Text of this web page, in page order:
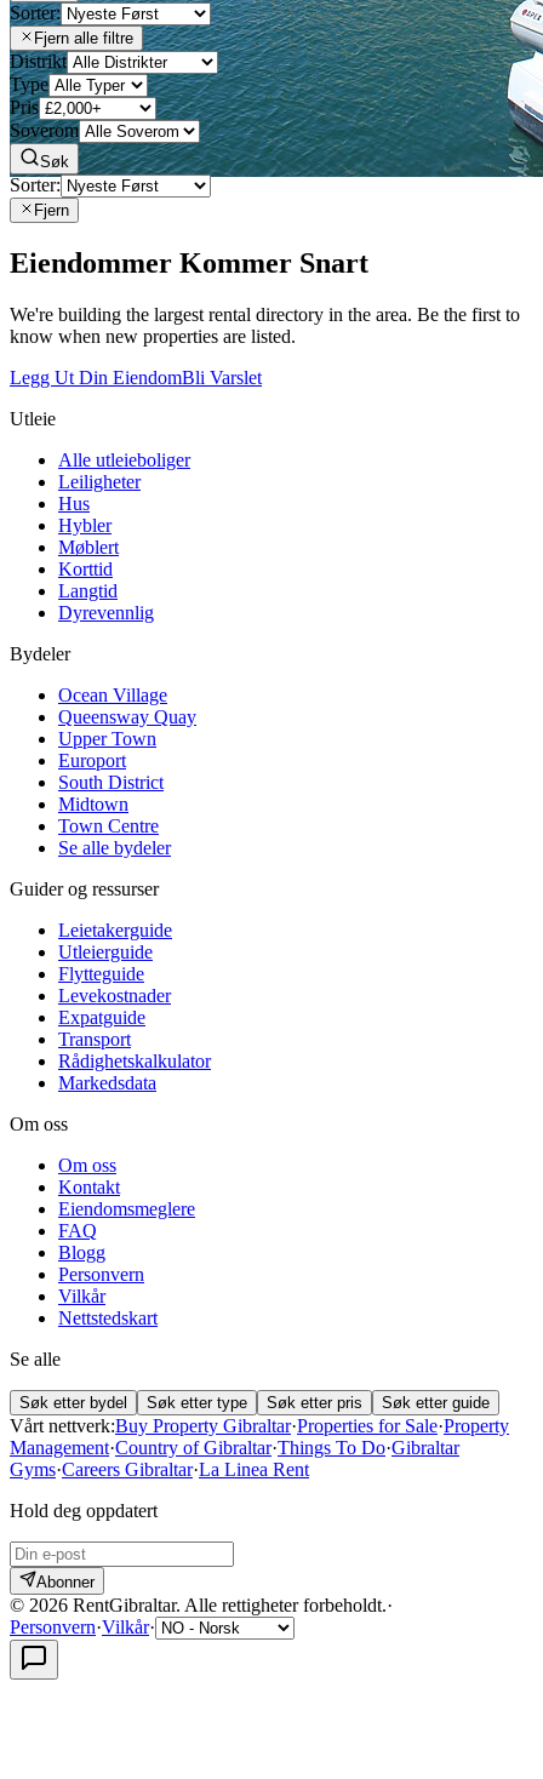
Sorter:
Fjern alle filtre
Distrikt
Type
Pris
Soverom
Søk
Sorter:
Fjern
Eiendommer Kommer Snart
We're building the largest rental directory in the area. Be the first to
know when new properties are listed.
Legg Ut Din EiendomBli Varslet
Utleie
Alle utleieboliger
Leiligheter
Hus
Hybler
Møblert
Korttid
Langtid
Dyrevennlig
Bydeler
Ocean Village
Queensway Quay
Upper Town
Europort
South District
Midtown
Town Centre
Se alle bydeler
Guider og ressurser
Leietakerguide
Utleierguide
Flytteguide
Levekostnader
Expatguide
Transport
Rådighetskalkulator
Markedsdata
Om oss
Om oss
Kontakt
Eiendomsmeglere
FAQ
Blogg
Personvern
Vilkår
Nettstedskart
Se alle
Søk etter bydel Søk etter type Søk etter pris Søk etter guide
Vårt nettverk:Buy Property Gibraltar·Properties for Sale·Property
Management·Country of Gibraltar·Things To Do·Gibraltar
Gyms·Careers Gibraltar·La Linea Rent
Hold deg oppdatert
Abonner
© 2026 RentGibraltar. Alle rettigheter forbeholdt.·
Personvern·Vilkår·